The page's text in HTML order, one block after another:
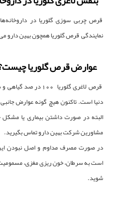
قرص چربی سوزی گلوریا در
نمایندگی‌ قرص گلوریا همچون بهین دارو
عوارض قرص گلوریا
قرص لاغری گلوریا
دنیا است. تاکنون هیچ گونه عوارض
البته در صورت داشتن بیماری یا
مشاورین شرکت بهین دارو تماس بگیرید.
در صورت مصرف مداوم و اصل نبودن
است به سرطان، خون ریزی مغزی،
شوید.